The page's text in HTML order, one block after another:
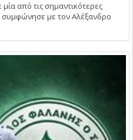
από τις σημαντικότερες
συμφώνησε με τον Αλέξανδρο